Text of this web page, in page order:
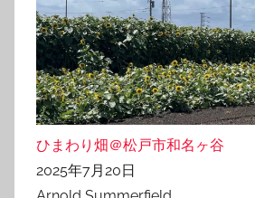
ひまわり畑＠松戸市和名ヶ谷
2025年7月20日